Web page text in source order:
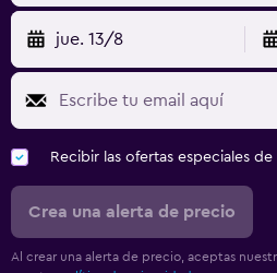
jue. 13/8
Recibir las ofertas especiales
Crea una alerta de precio
Al crear una alerta de precio, aceptas